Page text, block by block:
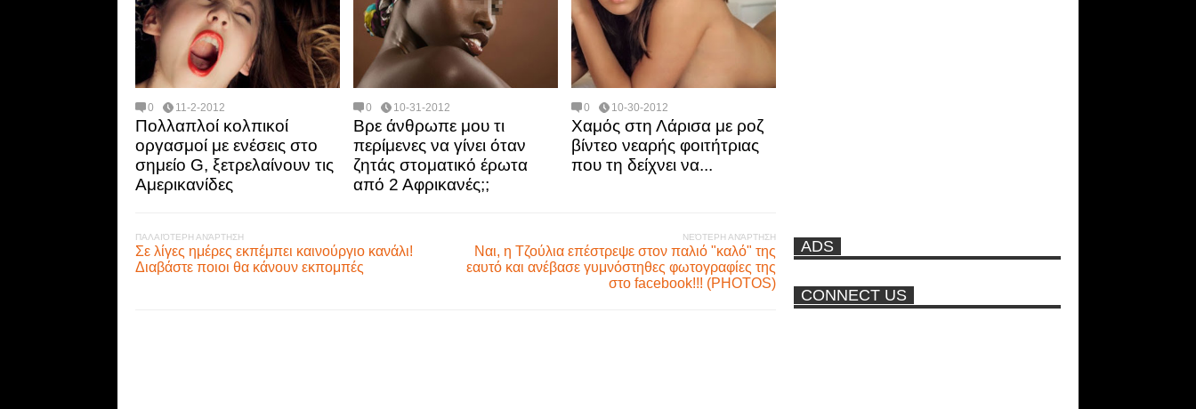
0 11-2-2012
Πολλαπλοί κολπικοί
οργασμοί με ενέσεις στο
σημείο G, ξετρελαίνουν τις
Αμερικανίδες
0 10-31-2012
Βρε άνθρωπε μου τι
περίμενες να γίνει όταν
ζητάς στοματικό έρωτα
από 2 Αφρικανές;;
0 10-30-2012
Χαμός στη Λάρισα με ροζ
βίντεο νεαρής φοιτήτριας
που τη δείχνει να...
ΠΑΛΑΙΌΤΕΡΗ ΑΝΆΡΤΗΣΗ
Σε λίγες ημέρες εκπέμπει καινούργιο κανάλι!
Διαβάστε ποιοι θα κάνουν εκπομπές
ΝΕΌΤΕΡΗ ΑΝΆΡΤΗΣΗ
Ναι, η Τζούλια επέστρεψε στον παλιό "καλό" της
εαυτό και ανέβασε γυμνόστηθες φωτογραφίες της
στο facebook!!! (PHOTOS)
ποτέ ξανά!
ADS
CONNECT US